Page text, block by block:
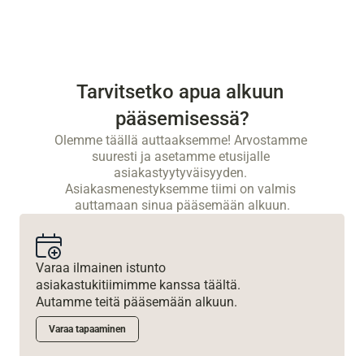
Tarvitsetko apua alkuun
pääsemisessä?
Olemme täällä auttaaksemme! Arvostamme
suuresti ja asetamme etusijalle
asiakastyytyväisyyden.
Asiakasmenestyksemme tiimi on valmis
auttamaan sinua pääsemään alkuun.
Varaa ilmainen istunto
asiakastukitiimimme kanssa täältä.
Autamme teitä pääsemään alkuun.
Varaa tapaaminen